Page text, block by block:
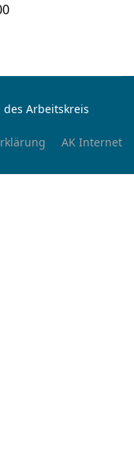
Arbeitskreis
AK Internet